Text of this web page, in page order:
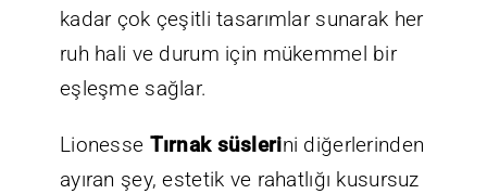
kadar çok çeşitli tasarımlar sunarak her
ruh hali ve durum için mükemmel bir
eşleşme sağlar.
Lionesse Tırnak süslerini diğerlerinden
ayıran şey, estetik ve rahatlığı kusursuz